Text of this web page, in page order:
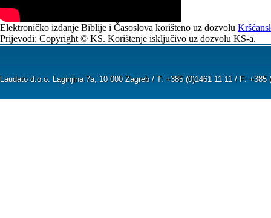
Elektroničko izdanje Biblije i Časoslova korišteno uz dozvolu
Prijevodi: Copyright © KS. Korištenje isključivo uz dozvolu KS-a.
Laudato d.o.o. Laginjina 7a, 10 000 Zagreb / T: +385 (0)1461 11 11 / F: